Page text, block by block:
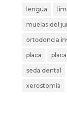
lengua
muelas del
ortodoncia
placa
seda dental
xerostomía